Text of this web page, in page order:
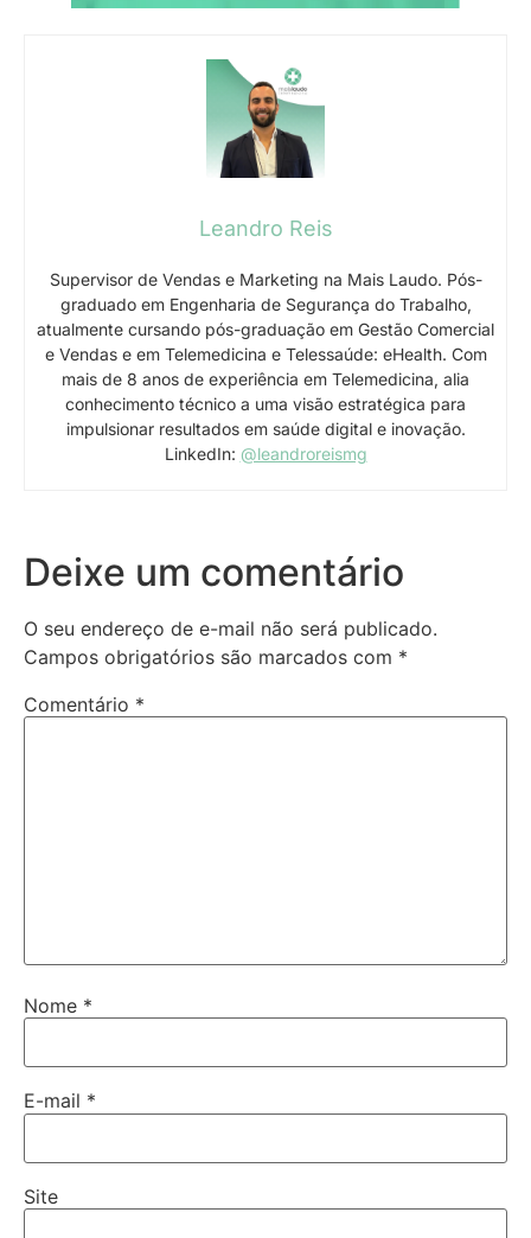
Leandro Reis
Supervisor de Vendas e Marketing na Mais Laudo. Pós-
graduado em Engenharia de Segurança do Trabalho,
atualmente cursando pós-graduação em Gestão Comercial
e Vendas e em Telemedicina e Telessaúde: eHealth. Com
mais de 8 anos de experiência em Telemedicina, alia
conhecimento técnico a uma visão estratégica para
impulsionar resultados em saúde digital e inovação.
LinkedIn: @leandroreismg
Deixe um comentário
O seu endereço de e-mail não será publicado.
Campos obrigatórios são marcados com *
Comentário *
Nome *
E-mail *
Site